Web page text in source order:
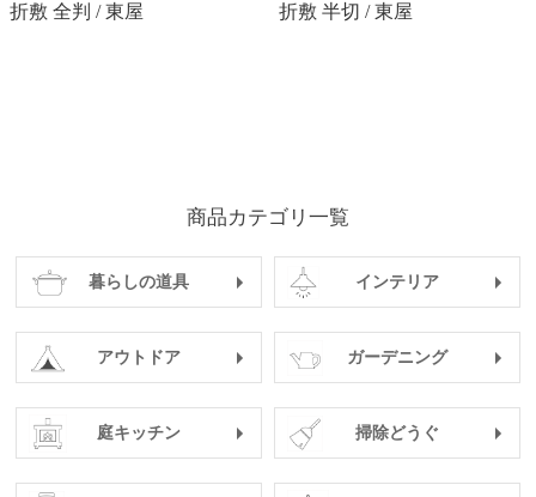
折敷 全判 / 東屋 折敷 半切 / 東屋
商品カテゴリ一覧
暮らしの道具 インテリア
アウトドア ガーデニング
庭キッチン 掃除どうぐ